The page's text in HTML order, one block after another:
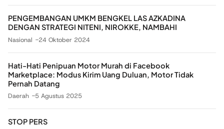
PENGEMBANGAN UMKM BENGKEL LAS AZKADINA
DENGAN STRATEGI NITENI, NIROKKE, NAMBAHI
Nasional 24 Oktober 2024
Hati-Hati Penipuan Motor Murah di Facebook
Marketplace: Modus Kirim Uang Duluan, Motor Tidak
Pernah Datang
Daerah 5 Agustus 2025
STOP PERS